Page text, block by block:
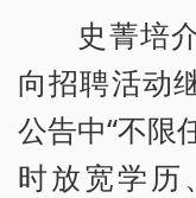
史菁培
向招聘活动
公告中“不限
时放宽学历